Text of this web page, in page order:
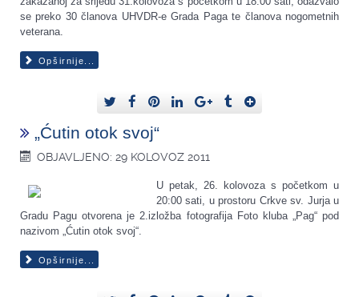
se preko 30 članova UHVDR-e Grada Paga te članova nogometnih
veterana.
Opširnije...
„Ćutin otok svoj“
OBJAVLJENO: 29 KOLOVOZ 2011
U petak, 26. kolovoza s početkom u
20:00 sati, u prostoru Crkve sv. Jurja u
Gradu Pagu otvorena je 2.izložba fotografija Foto kluba „Pag“ pod
nazivom „Ćutin otok svoj“.
Opširnije...